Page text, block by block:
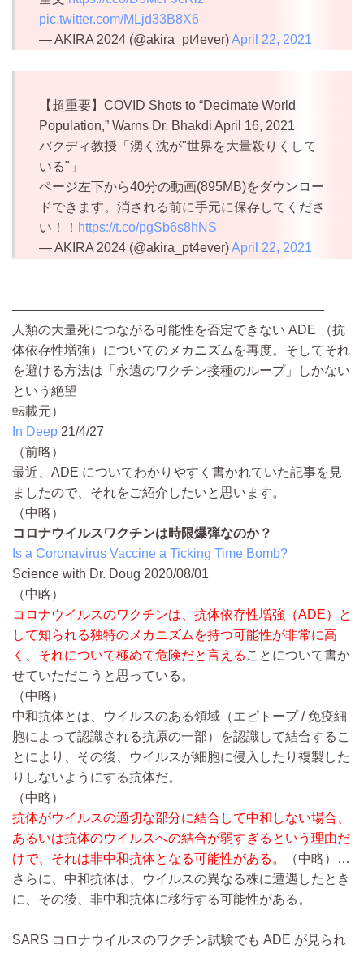
pic.twitter.com/MLjd33B8X6
— AKIRA 2024 (@akira_pt4ever)April 22, 2021
【超重要】COVID Shots to “Decimate World
Population,” Warns Dr. Bhakdi April 16, 2021
バクディ教授「湧く沈が"世界を大量殺りくして
いる"」
ページ左下から40分の動画(895MB)をダウンロー
ドできます。消される前に手元に保存してくださ
い！！ https://t.co/pgSb6s8hNS
— AKIRA 2024 (@akira_pt4ever)April 22, 2021
————————————————————————
人類の大量死につながる可能性を否定できない ADE （抗
体依存性増強）についてのメカニズムを再度。そしてそれ
を避ける方法は「永遠のワクチン接種のループ」しかない
という絶望
転載元）
In Deep 21/4/27
（前略）
最近、ADE についてわかりやすく書かれていた記事を見
ましたので、それをご紹介したいと思います。
（中略）
コロナウイルスワクチンは時限爆弾なのか？
Is a Coronavirus Vaccine a Ticking Time Bomb?
Science with Dr. Doug 2020/08/01
（中略）
コロナウイルスのワクチンは、抗体依存性増強（ADE）と
して知られる独特のメカニズムを持つ可能性が非常に高
く、それについて極めて危険だと言える ことについて書か
せていただこうと思っている。
（中略）
中和抗体とは、ウイルスのある領域（エピトープ / 免疫細
胞によって認識される抗原の一部）を認識して結合するこ
とにより、その後、ウイルスが細胞に侵入したり複製した
りしないようにする抗体だ。
（中略）
抗体がウイルスの適切な部分に結合して中和しない場合、
あるいは抗体のウイルスへの結合が弱すぎるという理由だ
けで、それは非中和抗体となる可能性がある。
（中略）…
さらに、中和抗体は、ウイルスの異なる株に遭遇したとき
に、その後、非中和抗体に移行する可能性がある。
SARS コロナウイルスのワクチン試験でも ADE が見られ